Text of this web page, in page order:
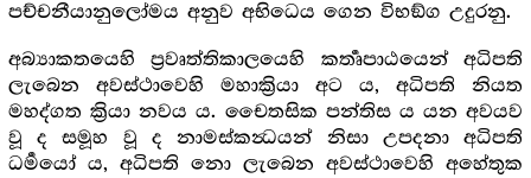
පච්චනීයානුලෝමය අනුව අභිධෙය ගෙන විභඞ්ග උදුරනු.
අබ්‍යාකතයෙහි ප්‍රවෘත්තිකාලයෙහි කර්‍තෘපාඨයෙන් අධිපති
ලැබෙන අවස්ථාවෙහි මහාක්‍රියා අට ය, අධිපති නියත
මහද්ගත ක්‍රියා නවය ය. චෛතසික පන්තිස ය යන අවයව
වූ ද සමූහ වූ ද නාමස්කන්‍ධයන් නිසා උපදනා අධිපති
ධර්‍මයෝ ය, අධිපති නො ලැබෙන අවස්ථාවෙහි අහේතුක